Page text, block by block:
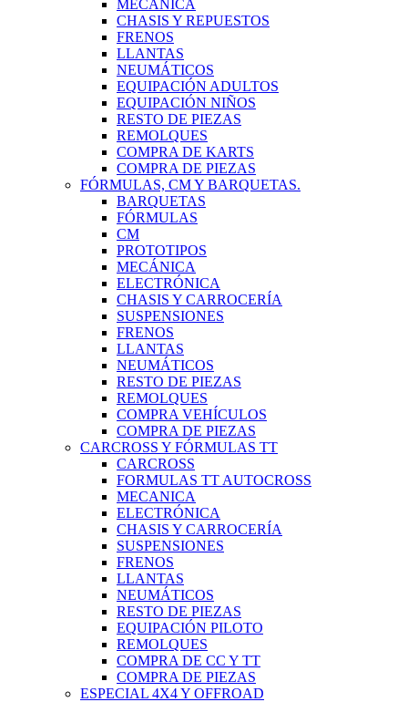
MECANICA
CHASIS Y REPUESTOS
FRENOS
LLANTAS
NEUMÁTICOS
EQUIPACIÓN ADULTOS
EQUIPACIÓN NIÑOS
RESTO DE PIEZAS
REMOLQUES
COMPRA DE KARTS
COMPRA DE PIEZAS
FÓRMULAS, CM Y BARQUETAS.
BARQUETAS
FÓRMULAS
CM
PROTOTIPOS
MECÁNICA
ELECTRÓNICA
CHASIS Y CARROCERÍA
SUSPENSIONES
FRENOS
LLANTAS
NEUMÁTICOS
RESTO DE PIEZAS
REMOLQUES
COMPRA VEHÍCULOS
COMPRA DE PIEZAS
CARCROSS Y FÓRMULAS TT
CARCROSS
FORMULAS TT AUTOCROSS
MECANICA
ELECTRÓNICA
CHASIS Y CARROCERÍA
SUSPENSIONES
FRENOS
LLANTAS
NEUMÁTICOS
RESTO DE PIEZAS
EQUIPACIÓN PILOTO
REMOLQUES
COMPRA DE CC Y TT
COMPRA DE PIEZAS
ESPECIAL 4X4 Y OFFROAD